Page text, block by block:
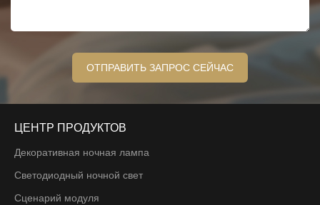
ЦЕНТР ПРОДУКТОВ
Декоративная ночная лампа
Светодиодный ночной свет
Сценарий модуля